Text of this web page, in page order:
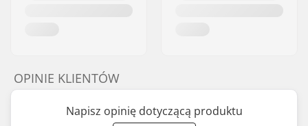
OPINIE KLIENTÓW
Napisz opinię dotyczącą produktu